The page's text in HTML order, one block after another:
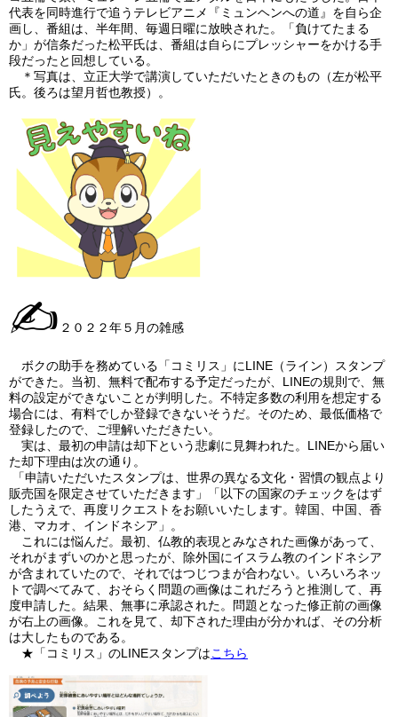
代表を同時進行で追うテレビアニメ『ミュンヘンへの道』を自ら企
画し、番組は、半年間、毎週日曜に放映された。「負けてたまる
か」が信条だった松平氏は、番組は自らにプレッシャーをかける手
段だったと回想している。
＊写真は、立正大学で講演していただいたときのもの（左が松平
氏。後ろは望月哲也教授）。
✍ ２０２２年５月の雑感
ボクの助手を務めている「コミリス」にLINE（ライン）スタンプ
ができた。当初、無料で配布する予定だったが、LINEの規則で、無
料の設定ができないことが判明した。不特定多数の利用を想定する
場合には、有料でしか登録できないそうだ。そのため、最低価格で
登録したので、ご理解いただきたい。
実は、最初の申請は却下という悲劇に見舞われた。LINEから届い
た却下理由は次の通り。
「申請いただいたスタンプは、世界の異なる文化・習慣の観点より
販売国を限定させていただきます」「以下の国家のチェックをはず
したうえで、再度リクエストをお願いいたします。韓国、中国、香
港、マカオ、インドネシア」。
これには悩んだ。最初、仏教的表現とみなされた画像があって、
それがまずいのかと思ったが、除外国にイスラム教のインドネシア
が含まれていたので、それではつじつまが合わない。いろいろネッ
トで調べてみて、おそらく問題の画像はこれだろうと推測して、再
度申請した。結果、無事に承認された。問題となった修正前の画像
が右上の画像。これを見て、却下された理由が分かれば、その分析
は大したものである。
★「コミリス」のLINEスタンプはこちら